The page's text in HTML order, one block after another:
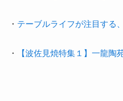
・ テーブルライフが注目する
・ 【波佐見焼特集１】一龍陶